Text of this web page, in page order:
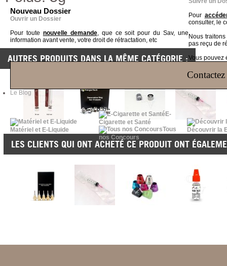
Nouveau Dossier
Ouvrir un Dossier
Pour toute nouvelle demande, que ce soit pour du Sav, une
information avant vente, votre droit de rétractation, etc
Pour
consulter, le
Nous
pas reçu de
Vous pouvez
Le Blog
Matériel et E-Liquide
E-
Cigarette et Santé
Tous
nos Concours
Découvrir la
AUTRES PRODUITS DANS LA MÊME CATÉGORIE :
LES CLIENTS QUI ONT ACHETÉ CE PRODUIT ONT